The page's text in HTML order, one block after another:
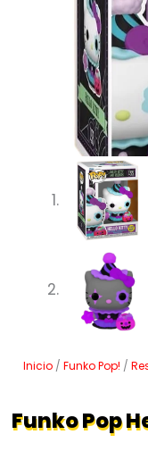
Inicio/ Funko Pop! /
Funko Pop